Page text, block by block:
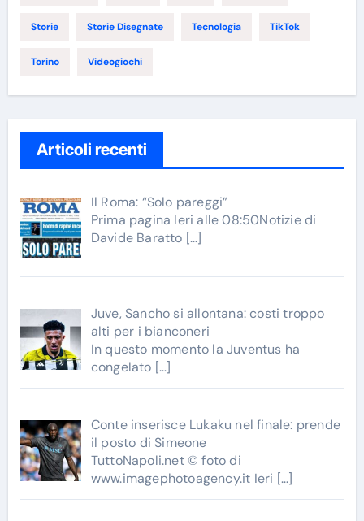
Storie Storie Disegnate Tecnologia TikTok
Torino Videogiochi
Articoli recenti
Il Roma: “Solo pareggi”
Prima pagina Ieri alle 08:50Notizie di
Davide Baratto […]
Juve, Sancho si allontana: costi troppo
alti per i bianconeri
In questo momento la Juventus ha
congelato […]
Conte inserisce Lukaku nel finale: prende
il posto di Simeone
TuttoNapoli.net © foto di
www.imagephotoagency.it Ieri […]